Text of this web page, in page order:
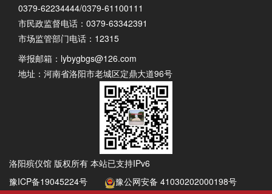
0379-62234444/0379-61100111
市民政监督电话：0379-63342391
市场监管部门电话：12315
举报邮箱： lybygbgs@126.com
地址：河南省洛阳市老城区定鼎大道96号
洛阳殡仪馆 版权所有 本站已支持IPv6
豫ICP备19045224号
豫公网安备 41030202000198号